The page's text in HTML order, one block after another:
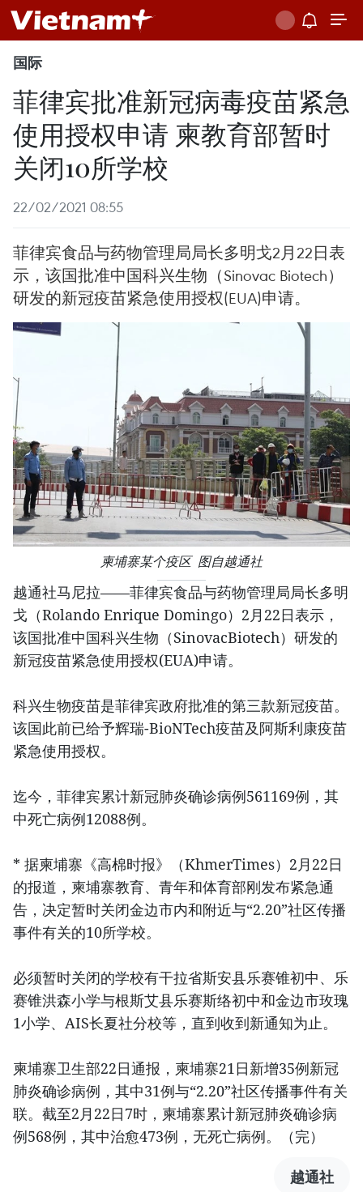
国际
菲律宾批准新冠病毒疫苗紧急
使用授权申请 柬教育部暂时
关闭10所学校
22/02/2021 08:55
菲律宾食品与药物管理局局长多明戈2月22日表
示，该国批准中国科兴生物（Sinovac Biotech）
研发的新冠疫苗紧急使用授权(EUA)申请。
柬埔寨某个疫区 图自越通社
越通社马尼拉——菲律宾食品与药物管理局局长多明
戈（Rolando Enrique Domingo）2月22日表示，
该国批准中国科兴生物（SinovacBiotech）研发的
新冠疫苗紧急使用授权(EUA)申请。
科兴生物疫苗是菲律宾政府批准的第三款新冠疫苗。
该国此前已给予辉瑞-BioNTech疫苗及阿斯利康疫苗
紧急使用授权。
迄今，菲律宾累计新冠肺炎确诊病例561169例，其
中死亡病例12088例。
* 据柬埔寨《高棉时报》（KhmerTimes）2月22日
的报道，柬埔寨教育、青年和体育部刚发布紧急通
告，决定暂时关闭金边市内和附近与“2.20”社区传播
事件有关的10所学校。
必须暂时关闭的学校有干拉省斯安县乐赛锥初中、乐
赛锥洪森小学与根斯艾县乐赛斯络初中和金边市玫瑰
1小学、AIS长夏社分校等，直到收到新通知为止。
柬埔寨卫生部22日通报，柬埔寨21日新增35例新冠
肺炎确诊病例，其中31例与“2.20”社区传播事件有关
联。截至2月22日7时，柬埔寨累计新冠肺炎确诊病
例568例，其中治愈473例，无死亡病例。（完）
越通社